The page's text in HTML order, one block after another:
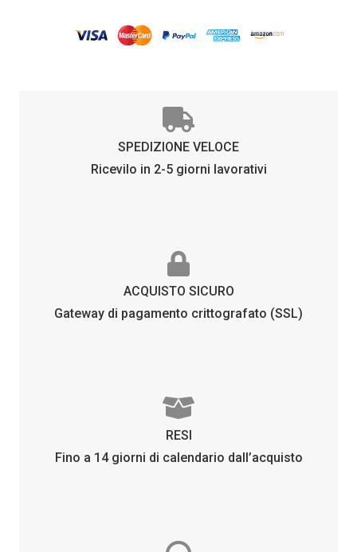
SPEDIZIONE VELOCE
Ricevilo in 2-5 giorni lavorativi
ACQUISTO SICURO
Gateway di pagamento crittografato (SSL)
RESI
Fino a 14 giorni di calendario dall’acquisto